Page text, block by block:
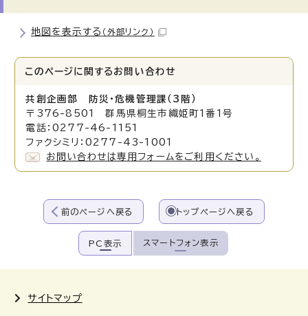
地図を表示する （外部リンク）
このページに関する お問い合わせ
共創企画部 防災・危機管理課（3階）
〒376-8501 群馬県桐生市織姫町1番1号
電話：0277-46-1151
ファクシミリ：0277-43-1001
お問い合わせは専用フォームをご利用ください。
前のページへ戻る トップページへ戻る
PC表示 スマートフォン表示
サイトマップ